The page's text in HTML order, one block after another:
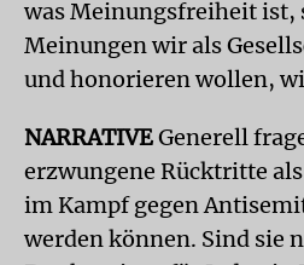
was Meinungsfreiheit ist,
Meinungen wir als
und honorieren wollen,
NARRATIVEGenerell
erzwungene Rücktritte
im Kampf gegen
werden können. Sind sie